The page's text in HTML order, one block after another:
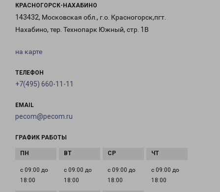
КРАСНОГОРСК-НАХАБИНО
143432, Московская обл., г.о. Красногорск,пгт.
Нахабино, тер. Технопарк Южный, стр. 1В
на карте
ТЕЛЕФОН
+7(495) 660-11-11
EMAIL
pecom@pecom.ru
ГРАФИК РАБОТЫ
с 09:00 до
18:00
с 09:00 до
18:00
с 09:00 до
18:00
с 09:00 до
18:00